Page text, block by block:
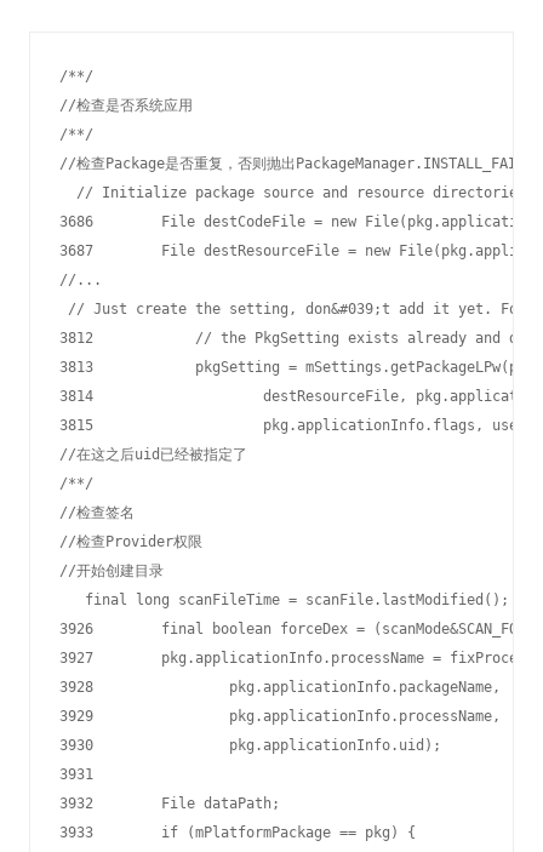
/**/
//检查是否系统应用
/**/
//检查Package是否重复，否则抛出
  // Initialize package source and resource directories
3686        File destCodeFile = new
3687        File destResourceFile = new
//...
// Just create the setting, don&#039;t add it yet. For
3812            // the PkgSetting exists already and
3813            pkgSetting =
3814                    destResourceFile,
3815                    pkg.applicationInfo.flags, user,
//在这之后uid已经被指定了
/**/
//检查签名
//检查Provider权限
//开始创建目录
   final long scanFileTime = scanFile.lastModified();
3926        final boolean forceDex =
3927        pkg.applicationInfo.processName =
3928                pkg.applicationInfo.packageName,
3929                pkg.applicationInfo.processName,
3930                pkg.applicationInfo.uid);
3931
3932        File dataPath;
3933        if (mPlatformPackage == pkg) {